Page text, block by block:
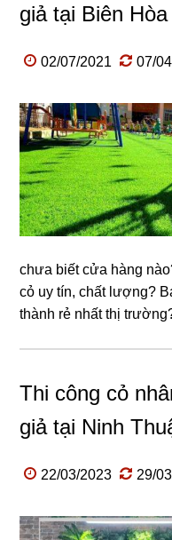
giả tại Biên Hòa
02/07/2021 07/
chưa biết cửa hàng
cỏ uy tín, chất lượng?
thành rẻ nhất thị
Thi công cỏ
giả tại Ninh
22/03/2023 29/